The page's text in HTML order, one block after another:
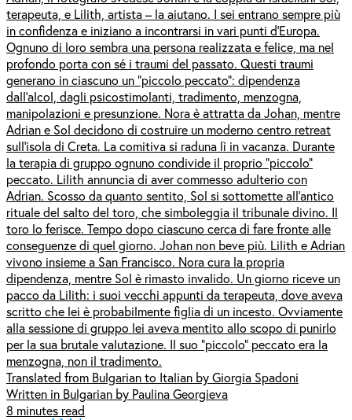
terapeuta, e Lilith, artista – la aiutano. I sei entrano sempre più
in confidenza e iniziano a incontrarsi in vari punti d’Europa.
Ognuno di loro sembra una persona realizzata e felice, ma nel
profondo porta con sé i traumi del passato. Questi traumi
generano in ciascuno un “piccolo peccato”: dipendenza
dall’alcol, dagli psicostimolanti, tradimento, menzogna,
manipolazioni e presunzione. Nora è attratta da Johan, mentre
Adrian e Sol decidono di costruire un moderno centro retreat
sull’isola di Creta. La comitiva si raduna lì in vacanza. Durante
la terapia di gruppo ognuno condivide il proprio “piccolo”
peccato. Lilith annuncia di aver commesso adulterio con
Adrian. Scosso da quanto sentito, Sol si sottomette all’antico
rituale del salto del toro, che simboleggia il tribunale divino. Il
toro lo ferisce. Tempo dopo ciascuno cerca di fare fronte alle
conseguenze di quel giorno. Johan non beve più. Lilith e Adrian
vivono insieme a San Francisco. Nora cura la propria
dipendenza, mentre Sol è rimasto invalido. Un giorno riceve un
pacco da Lilith: i suoi vecchi appunti da terapeuta, dove aveva
scritto che lei è probabilmente figlia di un incesto. Ovviamente
alla sessione di gruppo lei aveva mentito allo scopo di punirlo
per la sua brutale valutazione. Il suo “piccolo” peccato era la
menzogna, non il tradimento.
Translated from Bulgarian to Italian by Giorgia Spadoni
Written in Bulgarian by Paulina Georgieva
8 minutes read